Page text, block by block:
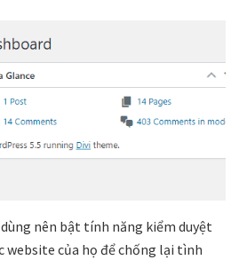
nên bật tính năng kiểm duyệt
của họ để chống lại tình